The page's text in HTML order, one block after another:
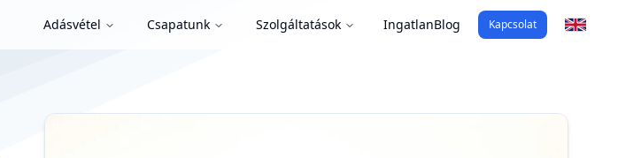
Adásvétel Csapatunk Szolgáltatások IngatlanBlog Kapcsolat